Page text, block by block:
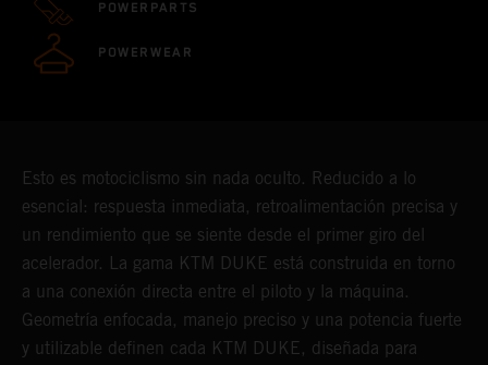
POWERPARTS
POWERWEAR
Esto es motociclismo sin nada oculto. Reducido a lo
esencial: respuesta inmediata, retroalimentación precisa y
un rendimiento que se siente desde el primer giro del
acelerador. La gama KTM DUKE está construida en torno
a una conexión directa entre el piloto y la máquina.
Geometría enfocada, manejo preciso y una potencia fuerte
y utilizable definen cada KTM DUKE, diseñada para